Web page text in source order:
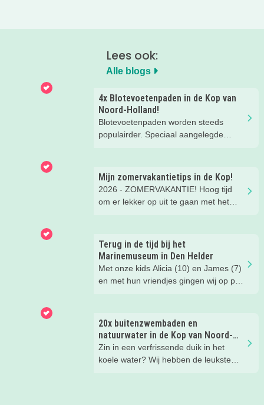
Lees ook:
Alle blogs
4x Blotevoetenpaden in de Kop van
Noord-Holland!
Blotevoetenpaden worden steeds
populairder. Speciaal aangelegde
ondergrond van zachte gras, fijn zand,
houtsnippers, dikke takken. Vooral
kinderen worden hier heel blij van.
Kriebelende grassprietjes, blubber,
kom je tegen op de blotevoetenpaden.
Mijn zomervakantietips in de Kop!
2026 - ZOMERVAKANTIE! Hoog tijd
om er lekker op uit te gaan met het
leuk museum, een dagje naar het
zwembad of een cool
natuurspeelpark? Lees snel verder
voor de leukste, zomerse uitjes in de
Kop van Noord-Holland!
Terug in de tijd bij het
Marinemuseum in Den Helder
Met onze kids Alicia (10) en James (7)
en met hun vriendjes gingen wij op pad
geloof ons: dit is echt zo’n plek waar je
makkelijk een paar uur zoet bent!
20x buitenzwembaden en
natuurwater in de Kop van Noord-
Holland!
Zin in een verfrissende duik in het
koele water? Wij hebben de leukste